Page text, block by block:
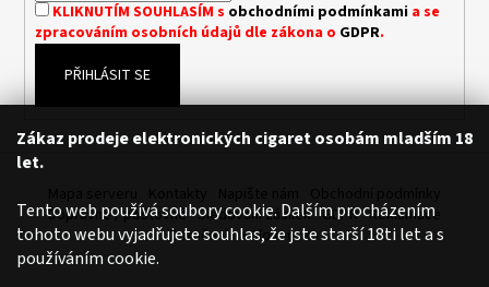
Zákaz prodeje elektronických cigaret osobám mladším 18
let.
Tento web používá soubory cookie. Dalším procházením
tohoto webu vyjadřujete souhlas, že jste starší 18ti let a s
používáním cookie.
t
?
HLEDAT
KLIKNUTÍM SOUHLASÍM s obchodními podmínkamia se
zpracováním osobních údajů dle zákona o GDPR.
PŘIHLÁSIT SE
Dopravné / poštovné Sledování zásilek GDPR Reklamace
Doručení na Slovensko